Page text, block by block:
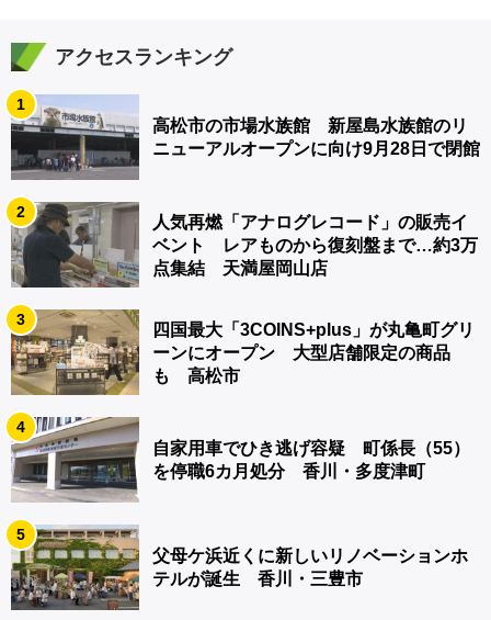
アクセスランキング
1
高松市の市場水族館 新屋島水族館のリ
ニューアルオープンに向け9月28日で閉館
2
人気再燃「アナログレコード」の販売イ
ベント レアものから復刻盤まで…約3万
点集結 天満屋岡山店
3
四国最大「3COINS+plus」が丸亀町グリ
ーンにオープン 大型店舗限定の商品
も 高松市
4
自家用車でひき逃げ容疑 町係長（55）
を停職6カ月処分 香川・多度津町
5
父母ケ浜近くに新しいリノベーションホ
テルが誕生 香川・三豊市